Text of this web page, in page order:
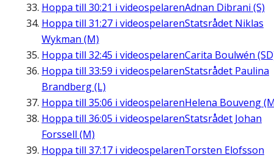
Hoppa till 30:21 i videospelarenAdnan Dibrani (S)
Hoppa till 31:27 i videospelarenStatsrådet Niklas
Wykman (M)
Hoppa till 32:45 i videospelarenCarita Boulwén
Hoppa till 33:59 i videospelarenStatsrådet Paulina
Brandberg (L)
Hoppa till 35:06 i videospelarenHelena Bouveng
Hoppa till 36:05 i videospelarenStatsrådet Johan
Forssell (M)
Hoppa till 37:17 i videospelarenTorsten Elofsson